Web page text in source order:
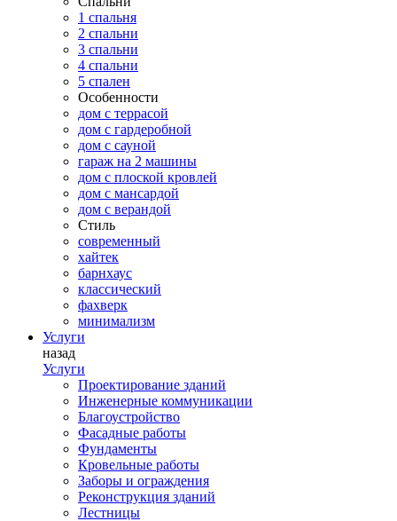
1 спальня
2 спальни
3 спальни
4 спальни
5 спален
Особенности
дом с террасой
дом с гардеробной
дом с сауной
гараж на 2 машины
дом с плоской кровлей
дом с мансардой
дом с верандой
Стиль
современный
хайтек
барнхаус
классический
фахверк
минимализм
Услуги
назад
Услуги
Проектирование зданий
Инженерные коммуникации
Благоустройство
Фасадные работы
Фундаменты
Кровельные работы
Заборы и ограждения
Реконструкция зданий
Лестницы